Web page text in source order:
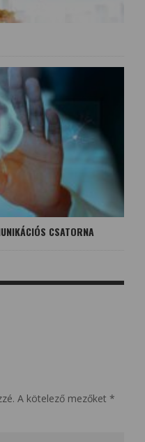
CSATORNA
A kötelező mezőket *